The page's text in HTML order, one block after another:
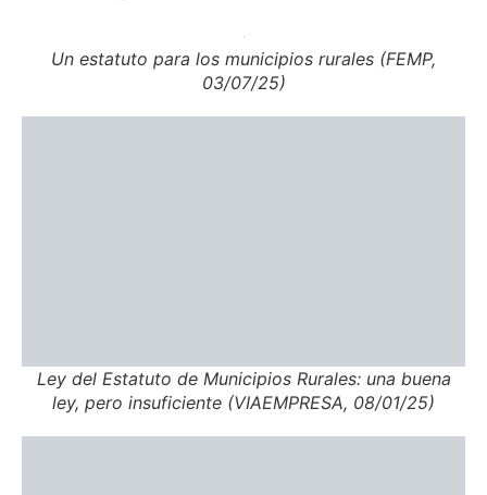
Un estatuto para los municipios rurales (FEMP,
03/07/25)
Ley del Estatuto de Municipios Rurales: una buena
ley, pero insuficiente (VIAEMPRESA, 08/01/25)